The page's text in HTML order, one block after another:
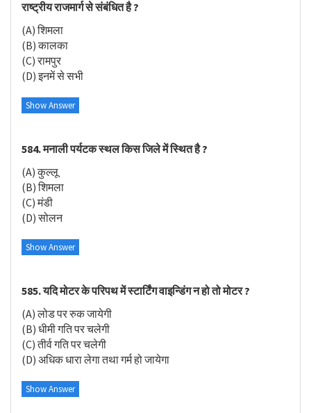
राष्ट्रीय राजमार्ग से संबंधित है ?
(A) शिमला
(B) कालका
(C) रामपुर
(D) इनमें से सभी
Show Answer
584. मनाली पर्यटक स्थल किस जिले में स्थित है ?
(A) कुल्लू
(B) शिमला
(C) मंडी
(D) सोलन
Show Answer
585. यदि मोटर के परिपथ में स्टार्टिंग वाइन्डिंग न हो तो मोटर ?
(A) लोड पर रुक जायेगी
(B) धीमी गति पर चलेगी
(C) तीर्व गति पर चलेगी
(D) अधिक धारा लेगा तथा गर्म हो जायेगा
Show Answer